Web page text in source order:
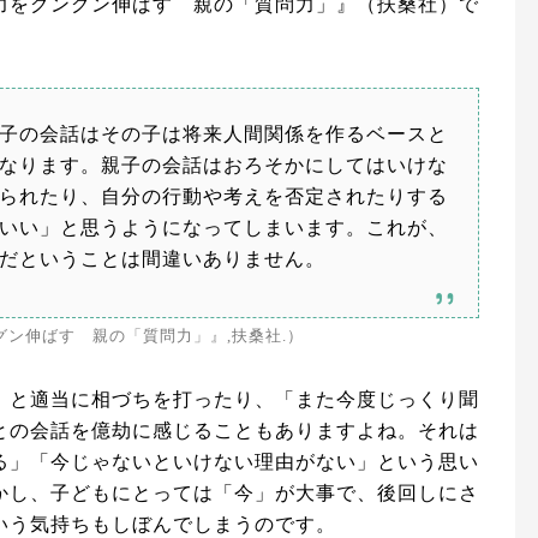
の会話はその子は将来人間関係を作るベースと
ります。親子の会話はおろそかにしてはいけな
れたり、自分の行動や考えを否定されたりする
い」と思うようになってしまいます。これが、
ということは間違いありません。
ン伸ばす 親の「質問力」』,扶桑社.）
適当に相づちを打ったり、「また今度じっくり聞
会話を億劫に感じることもありますよね。それは
「今じゃないといけない理由がない」という思い
、子どもにとっては「今」が大事で、後回しにさ
気持ちもしぼんでしまうのです。